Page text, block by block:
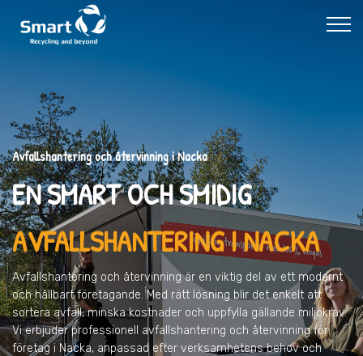
Avfallshantering och återvinning i Nacka
EN SMART OCH SMIDIG
AVFALLSHANTERING I NACKA
Avfallshantering och återvinning är en viktig del av ett modernt
och hållbart företagande. Med rätt lösning blir det enkelt att
sortera avfall, minska kostnader och uppfylla gällande miljökrav.
Vi erbjuder professionell avfallshantering och återvinning för
företag i Nacka, anpassad efter verksamhetens behov och